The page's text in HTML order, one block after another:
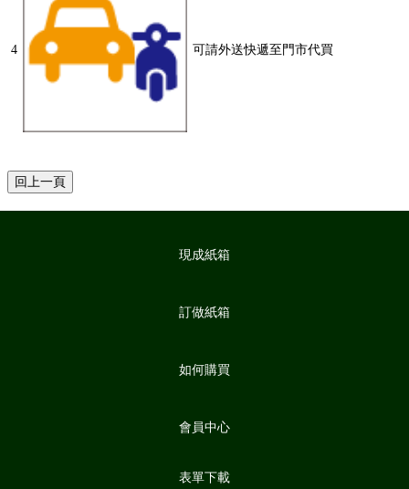
4 可請外送快遞至門市代買
現成紙箱
訂做紙箱
如何購買
會員中心
表單下載